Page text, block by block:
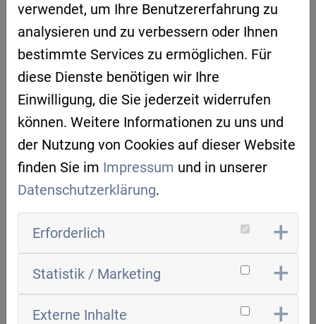
Rechen-Workflows eingebunden werden.
Eine Frage- und Antwortrunde rundete den
Besuch ab. Steve Schumann,
Projektmanager Cluster Mobility & Logistics,
gab einen Rück- sowie Überblick über die
nächsten Schritte der Arbeitsgruppe.
Zusätzlich wurden aktuelle Themen aus den
Clustern vorgestellt – darunter der
Innovationskongress im Juni in der IHK
Regensburg und der Tag der KI im
September in Regensburg.
QuantenImpuls Regensburg
verwendet, um Ihre Benutzererfahrung zu
analysieren und zu verbessern oder Ihnen
bestimmte Services zu ermöglichen. Für
diese Dienste benötigen wir Ihre
Einwilligung, die Sie jederzeit widerrufen
können. Weitere Informationen zu uns und
der Nutzung von Cookies auf dieser Website
finden Sie im Impressum und in unserer
Datenschutzerklärung.
Erforderlich
Statistik / Marketing
Externe Inhalte